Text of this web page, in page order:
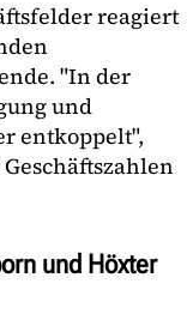
reagiert
"In der
und
entkoppelt",
und Höxter